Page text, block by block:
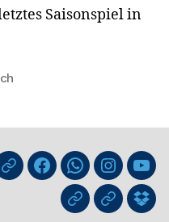
Saisonspiel in
nuLigaFacebookWhatsApp-
Kanal
GIPHYThreads